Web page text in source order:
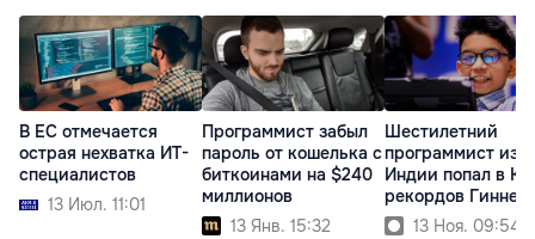
В ЕС отмечается
острая нехватка ИТ-
специалистов
13 Июл. 11:01
Программист забыл
пароль от кошелька с
биткоинами на $240
миллионов
13 Янв. 15:32
Шестилетний
программист из
Индии попал в
рекордов
13 Ноя. 09:54